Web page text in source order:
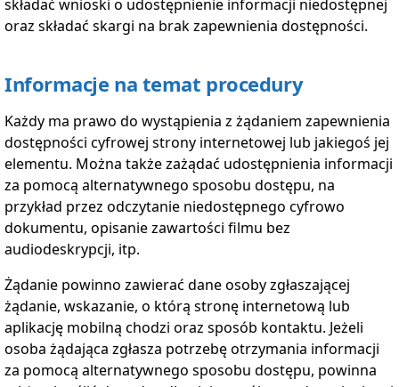
składać wnioski o udostępnienie informacji niedostępnej
oraz składać skargi na brak zapewnienia dostępności.
Informacje na temat procedury
Każdy ma prawo do wystąpienia z żądaniem zapewnienia
dostępności cyfrowej strony internetowej lub jakiegoś jej
elementu. Można także zażądać udostępnienia informacji
za pomocą alternatywnego sposobu dostępu, na
przykład przez odczytanie niedostępnego cyfrowo
dokumentu, opisanie zawartości filmu bez
audiodeskrypcji, itp.
Żądanie powinno zawierać dane osoby zgłaszającej
żądanie, wskazanie, o którą stronę internetową lub
aplikację mobilną chodzi oraz sposób kontaktu. Jeżeli
osoba żądająca zgłasza potrzebę otrzymania informacji
za pomocą alternatywnego sposobu dostępu, powinna